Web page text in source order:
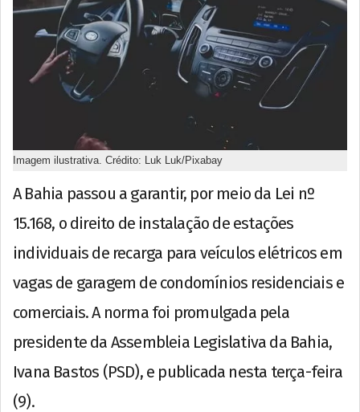
Imagem ilustrativa. Crédito: Luk Luk/Pixabay
A Bahia passou a garantir, por meio da Lei nº
15.168, o direito de instalação de estações
individuais de recarga para veículos elétricos em
vagas de garagem de condomínios residenciais e
comerciais. A norma foi promulgada pela
presidente da Assembleia Legislativa da Bahia,
Ivana Bastos (PSD), e publicada nesta terça-feira
(9).